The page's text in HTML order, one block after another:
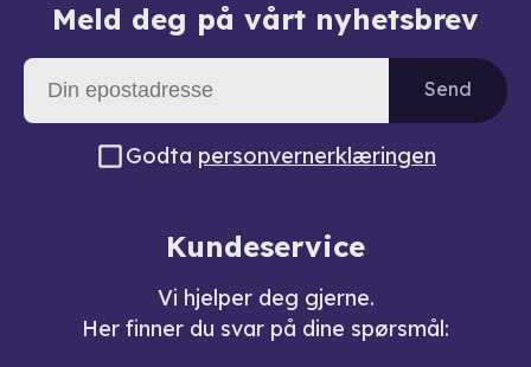
Meld deg på vårt nyhetsbrev
Send
Godta personvernerklæringen
Kundeservice
Vi hjelper deg gjerne.
Her finner du svar på dine spørsmål: